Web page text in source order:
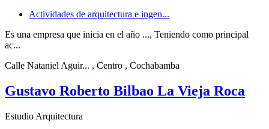
Actividades de arquitectura e ingen...
Es una empresa que inicia en el año ..., Teniendo como principal
ac...
Calle Nataniel Aguir... , Centro , Cochabamba
Gustavo Roberto Bilbao La Vieja Roca
Estudio Arquitectura